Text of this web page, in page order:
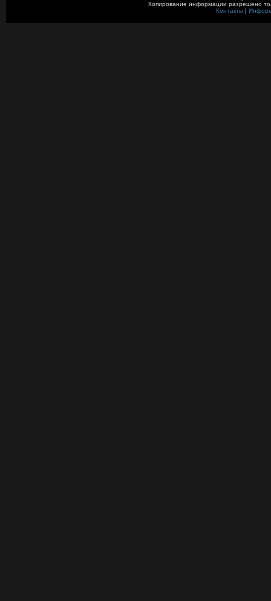
Копирование информации разрешено
Контакты|